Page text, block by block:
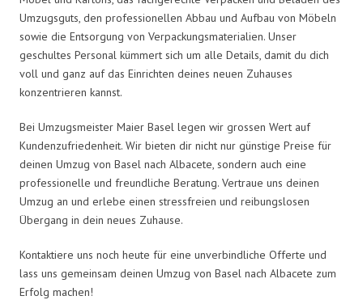
Umzugsguts, den professionellen Abbau und Aufbau von Möbeln
sowie die Entsorgung von Verpackungsmaterialien. Unser
geschultes Personal kümmert sich um alle Details, damit du dich
voll und ganz auf das Einrichten deines neuen Zuhauses
konzentrieren kannst.
Bei Umzugsmeister Maier Basel legen wir grossen Wert auf
Kundenzufriedenheit. Wir bieten dir nicht nur günstige Preise für
deinen Umzug von Basel nach Albacete, sondern auch eine
professionelle und freundliche Beratung. Vertraue uns deinen
Umzug an und erlebe einen stressfreien und reibungslosen
Übergang in dein neues Zuhause.
Kontaktiere uns noch heute für eine unverbindliche Offerte und
lass uns gemeinsam deinen Umzug von Basel nach Albacete zum
Erfolg machen!